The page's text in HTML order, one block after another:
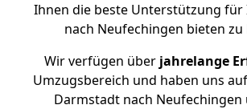
Ihnen die beste Unterstützung für
nach Neufechingen bieten zu
Wir verfügen überjahrelange
Umzugsbereich und haben uns
Darmstadt nach